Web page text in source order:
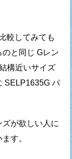
較してみても
と 同じ Gレン
構近いサイズ
SELP1635G パ
が欲しい人に
す。